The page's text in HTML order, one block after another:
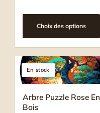
Choix des options
En stock
Arbre Puzzle Rose En
Bois